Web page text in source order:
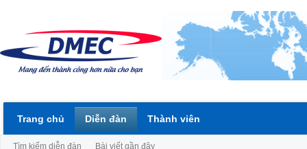
Trang chủ Diễn đàn
Tìm kiếm diễn đàn Bài viết gần đây
Thành viên